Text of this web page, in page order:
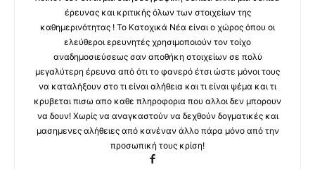
έρευνας και κριτικής όλων των στοιχείων της
καθημερινότητας ! Το Κατοχικά Νέα είναι ο χώρος όπου οι
ελεύθεροι ερευνητές χρησιμοποιούν τον τοίχο
αναδημοσιεύσεως σαν αποθήκη στοιχείων σε πολύ
μεγαλύτερη έρευνα από ότι το φανερό έτσι ώστε μόνοι τους
να καταλήξουν στο τι είναι αλήθεια και τι είναι ψέμα και τι
κρυβεται πισω απο καθε πληροφορια που αλλοι δεν μπορουν
να δουν! Χωρίς να αναγκαστούν να δεχθούν δογματικές και
μασημενες αλήθειες από κανέναν άλλο πάρα μόνο από την
προσωπική τους κρίση!